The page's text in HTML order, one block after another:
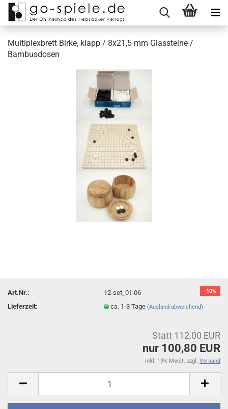
Multiplexbrett Birke, klapp / 8x21,5 mm Glassteine /
Bambusdosen
-10%
Art.Nr.:
12-set_01.06
Lieferzeit:
ca. 1-3 Tage(Ausland abweichend)
Statt 112,00 EUR
nur 100,80 EUR
inkl. 19% MwSt. zzgl. Versand